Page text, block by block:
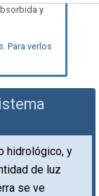
y
Para verlos
hidrológico, y
de luz
se ve